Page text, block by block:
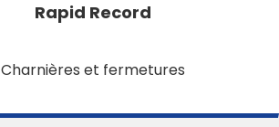
Rapid Record
Charnières et fermetures